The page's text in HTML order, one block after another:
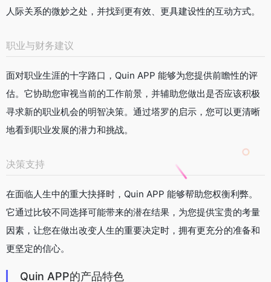
人际关系的微妙之处，并找到更有效、更具建设性的互动方式。
职业与财务建议
面对职业生涯的十字路口，Quin APP 能够为您提供前瞻性的评
估。它协助您审视当前的工作前景，并辅助您做出是否应该积极
寻求新的职业机会的明智决策。通过塔罗的启示，您可以更清晰
地看到职业发展的潜力和挑战。
决策支持
在面临人生中的重大抉择时，Quin APP 能够帮助您权衡利弊。
它通过比较不同选择可能带来的潜在结果，为您提供宝贵的考量
因素，让您在做出改变人生的重要决定时，拥有更充分的准备和
更坚定的信心。
Quin APP的产品特色